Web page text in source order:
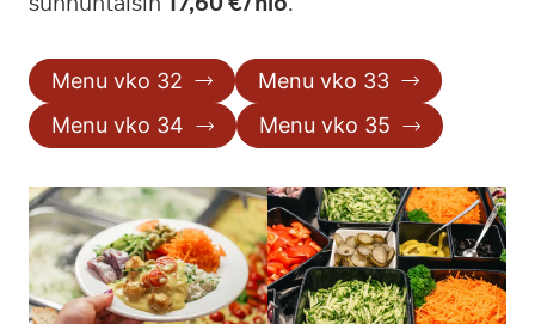
Menu vko 32
Menu vko 33
Menu vko 34
Menu vko 35